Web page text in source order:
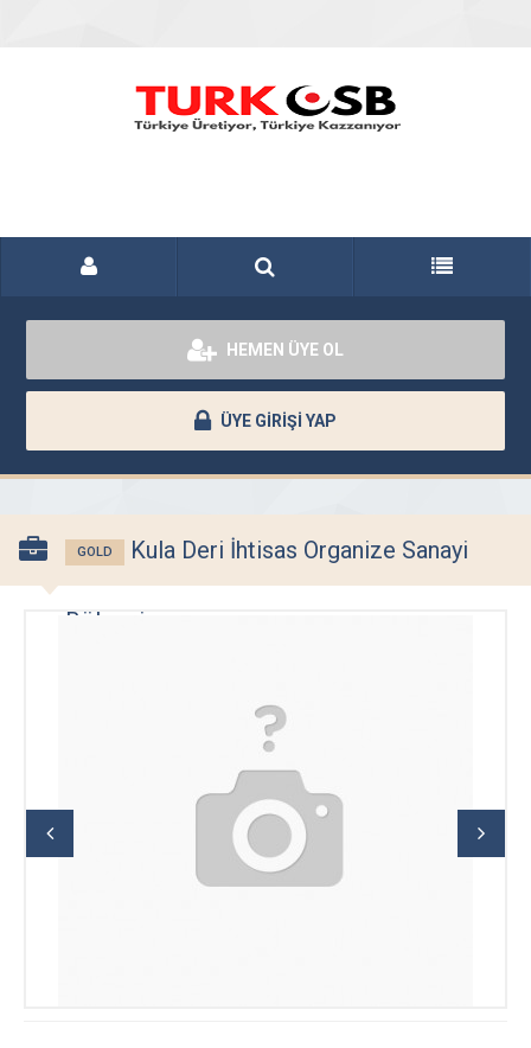
HEMEN ÜYE OL
ÜYE GİRİŞİ YAP
GOLD Kula Deri İhtisas Organize Sanayi
Bölgesi